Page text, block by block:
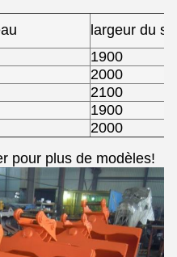
largeur du
1900
2000
2100
1900
2000
pour plus de modèles!